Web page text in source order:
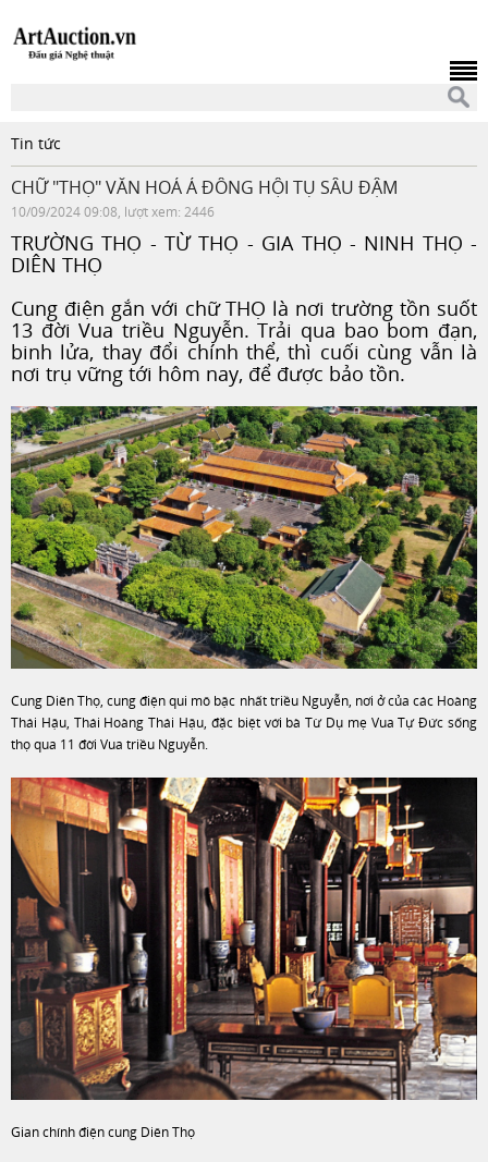
Tin tức
CHỮ "THỌ" VĂN HOÁ Á ĐÔNG HỘI TỤ SÂU ĐẬM
10/09/2024 09:08, lượt xem: 2446
TRƯỜNG THỌ - TỪ THỌ - GIA THỌ - NINH THỌ -
DIÊN THỌ
Cung điện gắn với chữ THỌ là nơi trường tồn suốt
13 đời Vua triều Nguyễn. Trải qua bao bom đạn,
binh lửa, thay đổi chính thể, thì cuối cùng vẫn là
nơi trụ vững tới hôm nay, để được bảo tồn.
Cung Diên Thọ, cung điện qui mô bậc nhất triều Nguyễn, nơi ở của các Hoàng
Thái Hậu, Thái Hoàng Thái Hậu, đặc biệt với bà Từ Dụ mẹ Vua Tự Đức sống
thọ qua 11 đời Vua triều Nguyễn.
Gian chính điện cung Diên Thọ